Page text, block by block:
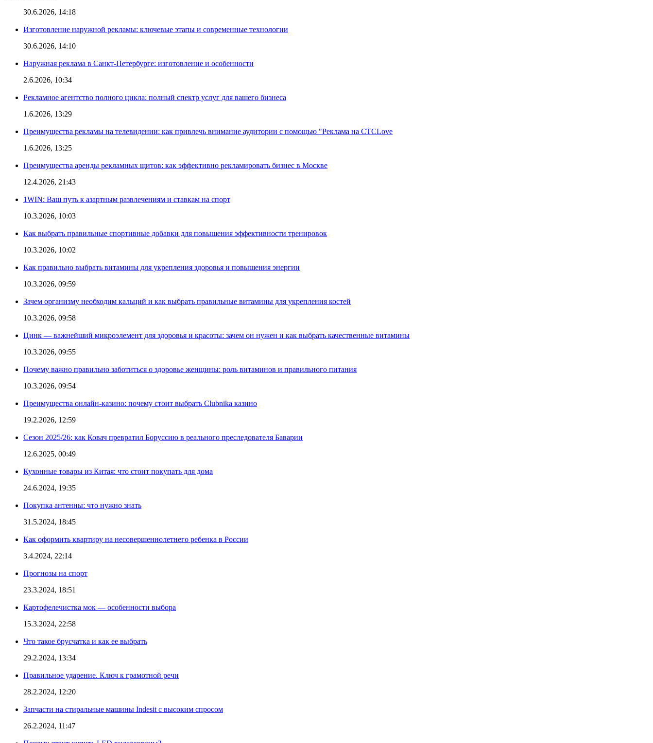
30.6.2026, 14:18
Изготовление наружной рекламы: ключевые этапы и современные технологии
30.6.2026, 14:10
Наружная реклама в Санкт-Петербурге: изготовление и особенности
2.6.2026, 10:34
Рекламное агентство полного цикла: полный спектр услуг для вашего бизнеса
1.6.2026, 13:29
Преимущества рекламы на телевидении: как привлечь внимание аудитории с помощью "Реклама на СТСLove
1.6.2026, 13:25
Преимущества аренды рекламных щитов: как эффективно рекламировать бизнес в Москве
12.4.2026, 21:43
1WIN: Ваш путь к азартным развлечениям и ставкам на спорт
10.3.2026, 10:03
Как выбрать правильные спортивные добавки для повышения эффективности тренировок
10.3.2026, 10:02
Как правильно выбрать витамины для укрепления здоровья и повышения энергии
10.3.2026, 09:59
Зачем организму необходим кальций и как выбрать правильные витамины для укрепления костей
10.3.2026, 09:58
Цинк — важнейший микроэлемент для здоровья и красоты: зачем он нужен и как выбрать качественные витамины
10.3.2026, 09:55
Почему важно правильно заботиться о здоровье женщины: роль витаминов и правильного питания
10.3.2026, 09:54
Преимущества онлайн-казино: почему стоит выбрать Clubnika казино
19.2.2026, 12:59
Сезон 2025/26: как Ковач превратил Боруссию в реального преследователя Баварии
12.6.2025, 00:49
Кухонные товары из Китая: что стоит покупать для дома
24.6.2024, 19:35
Покупка антенны: что нужно знать
31.5.2024, 18:45
Как оформить квартиру на несовершеннолетнего ребенка в России
3.4.2024, 22:14
Прогнозы на спорт
23.3.2024, 18:51
Картофелечистка мок — особенности выбора
15.3.2024, 22:58
Что такое брусчатка и как ее выбрать
29.2.2024, 13:34
Правильное ударение. Ключ к грамотной речи
28.2.2024, 12:20
Запчасти на стиральные машины Indesit с высоким спросом
26.2.2024, 11:47